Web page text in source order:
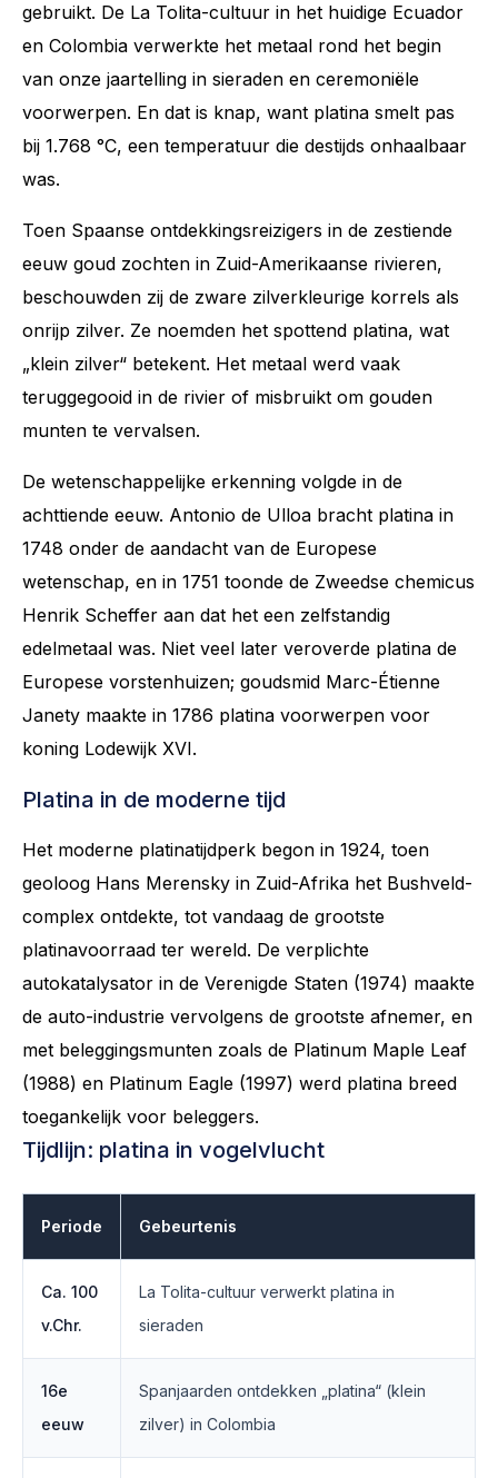
gebruikt. De La Tolita-cultuur in het huidige Ecuador
en Colombia verwerkte het metaal rond het begin
van onze jaartelling in sieraden en ceremoniële
voorwerpen. En dat is knap, want platina smelt pas
bij 1.768 °C, een temperatuur die destijds onhaalbaar
was.
Toen Spaanse ontdekkingsreizigers in de zestiende
eeuw goud zochten in Zuid-Amerikaanse rivieren,
beschouwden zij de zware zilverkleurige korrels als
onrijp zilver. Ze noemden het spottend platina, wat
„klein zilver“ betekent. Het metaal werd vaak
teruggegooid in de rivier of misbruikt om gouden
munten te vervalsen.
De wetenschappelijke erkenning volgde in de
achttiende eeuw. Antonio de Ulloa bracht platina in
1748 onder de aandacht van de Europese
wetenschap, en in 1751 toonde de Zweedse chemicus
Henrik Scheffer aan dat het een zelfstandig
edelmetaal was. Niet veel later veroverde platina de
Europese vorstenhuizen; goudsmid Marc-Étienne
Janety maakte in 1786 platina voorwerpen voor
koning Lodewijk XVI.
Platina in de moderne tijd
Het moderne platinatijdperk begon in 1924, toen
geoloog Hans Merensky in Zuid-Afrika het Bushveld-
complex ontdekte, tot vandaag de grootste
platinavoorraad ter wereld. De verplichte
autokatalysator in de Verenigde Staten (1974) maakte
de auto-industrie vervolgens de grootste afnemer, en
met beleggingsmunten zoals de Platinum Maple Leaf
(1988) en Platinum Eagle (1997) werd platina breed
toegankelijk voor beleggers.
Tijdlijn: platina in vogelvlucht
Periode Gebeurtenis
Ca. 100
v.Chr.
La Tolita-cultuur verwerkt platina in
sieraden
16e
eeuw
Spanjaarden ontdekken „platina“ (klein
zilver) in Colombia